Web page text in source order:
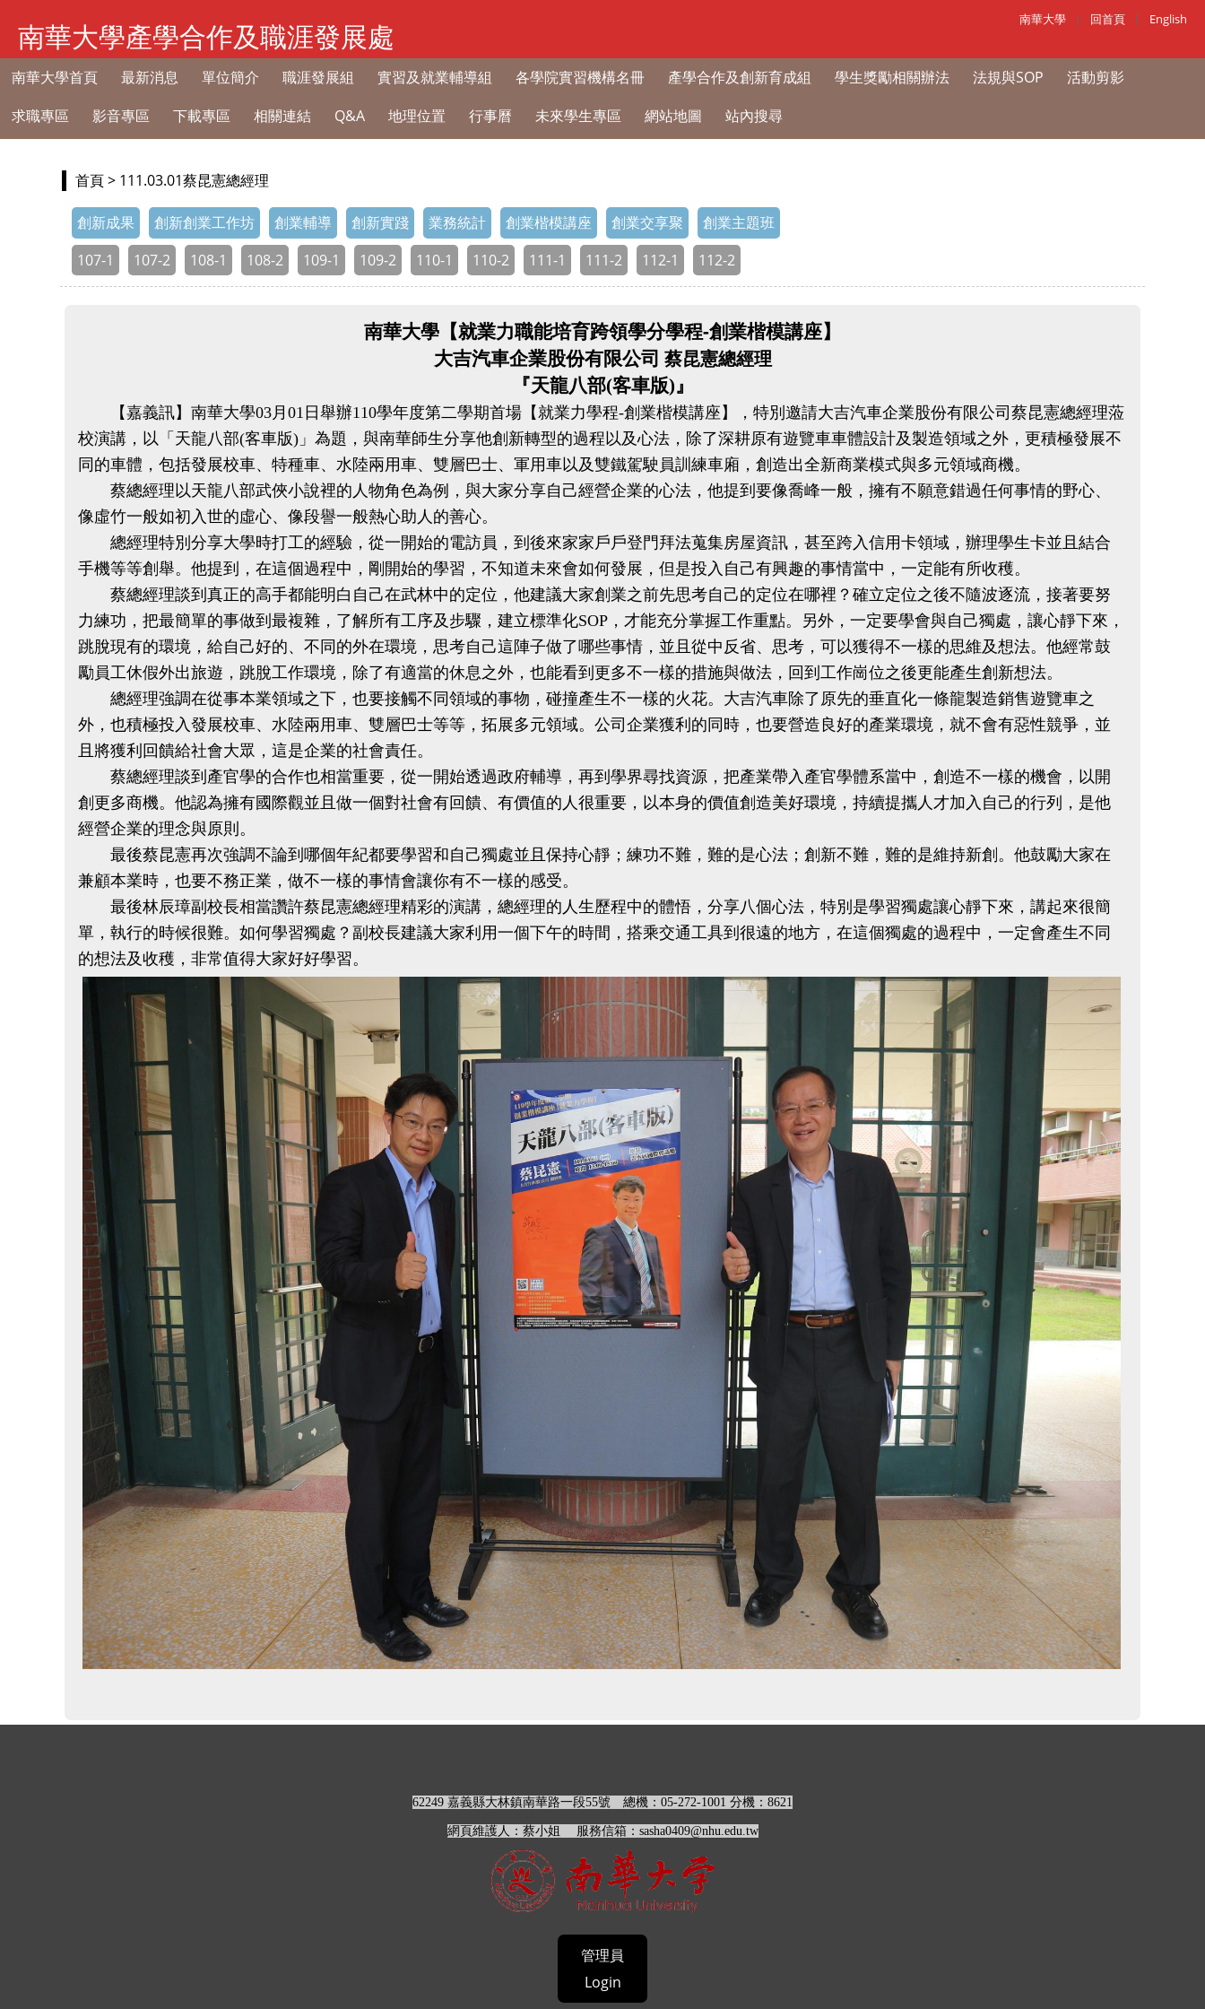
南華大學產學合作及職涯發展處
南華大學首頁 最新消息 單位簡介 職涯發展組 實習及就業輔導組 各學院實習機構名冊 產學合作及創新育成組 學生獎勵相關辦法 法規與SOP
活動剪影
求職專區
影音專區 下載專區 相關連結 Q&A 地理位置 行事曆 未來學生專區 網站地圖 站內搜尋
南華大學 | 回首頁 | English
首頁> 111.03.01蔡昆憲總經理
創新成果 創新創業工作坊 創業輔導 創新實踐 業務統計 創業楷模講座 創業交享聚
創業主題班
107-1
107-2 108-1 108-2 109-1 109-2 110-1 110-2 111-1 111-2 112-1 112-2
南華大學【就業力職能培育跨領學分學程-創業楷模講座】
大吉汽車企業股份有限公司 蔡昆憲總經理
『天龍八部(客車版)』
【嘉義訊】南華大學03月01日舉辦110學年度第二學期首場【就業力學程-創業楷模講座】，特別邀請大吉汽車企業股份有限公司蔡昆憲總經理蒞
校演講，以「天龍八部(客車版)」為題，與南華師生分享他創新轉型的過程以及心法，除了深耕原有遊覽車車體設計及製造領域之外，更積極發展不
同的車體，包括發展校車、特種車、水陸兩用車、雙層巴士、軍用車以及雙鐵駕駛員訓練車廂，創造出全新商業模式與多元領域商機。
蔡總經理以天龍八部武俠小說裡的人物角色為例，與大家分享自己經營企業的心法，他提到要像喬峰一般，擁有不願意錯過任何事情的野心、
像虛竹一般如初入世的虛心、像段譽一般熱心助人的善心。
總經理特別分享大學時打工的經驗，從一開始的電訪員，到後來家家戶戶登門拜法蒐集房屋資訊，甚至跨入信用卡領域，辦理學生卡並且結合
手機等等創舉。他提到，在這個過程中，剛開始的學習，不知道未來會如何發展，但是投入自己有興趣的事情當中，一定能有所收穫。
蔡總經理談到真正的高手都能明白自己在武林中的定位，他建議大家創業之前先思考自己的定位在哪裡？確立定位之後不隨波逐流，接著要努
力練功，把最簡單的事做到最複雜，了解所有工序及步驟，建立標準化SOP，才能充分掌握工作重點。另外，一定要學會與自己獨處，讓心靜下來，
跳脫現有的環境，給自己好的、不同的外在環境，思考自己這陣子做了哪些事情，並且從中反省、思考，可以獲得不一樣的思維及想法。他經常鼓
勵員工休假外出旅遊，跳脫工作環境，除了有適當的休息之外，也能看到更多不一樣的措施與做法，回到工作崗位之後更能產生創新想法。
總經理強調在從事本業領域之下，也要接觸不同領域的事物，碰撞產生不一樣的火花。大吉汽車除了原先的垂直化一條龍製造銷售遊覽車之
外，也積極投入發展校車、水陸兩用車、雙層巴士等等，拓展多元領域。公司企業獲利的同時，也要營造良好的產業環境，就不會有惡性競爭，並
且將獲利回饋給社會大眾，這是企業的社會責任。
蔡總經理談到產官學的合作也相當重要，從一開始透過政府輔導，再到學界尋找資源，把產業帶入產官學體系當中，創造不一樣的機會，以開
創更多商機。他認為擁有國際觀並且做一個對社會有回饋、有價值的人很重要，以本身的價值創造美好環境，持續提攜人才加入自己的行列，是他
經營企業的理念與原則。
最後蔡昆憲再次強調不論到哪個年紀都要學習和自己獨處並且保持心靜；練功不難，難的是心法；創新不難，難的是維持新創。他鼓勵大家在
兼顧本業時，也要不務正業，做不一樣的事情會讓你有不一樣的感受。
最後林辰璋副校長相當讚許蔡昆憲總經理精彩的演講，總經理的人生歷程中的體悟，分享八個心法，特別是學習獨處讓心靜下來，講起來很簡
單，執行的時候很難。如何學習獨處？副校長建議大家利用一個下午的時間，搭乘交通工具到很遠的地方，在這個獨處的過程中，一定會產生不同
的想法及收穫，非常值得大家好好學習。
62249 嘉義縣大林鎮南華路一段55號 總機：05-272-1001 分機： 8621
網頁維護人：蔡小姐 服務信箱：sasha0409@nhu.edu.tw
管理員
Login